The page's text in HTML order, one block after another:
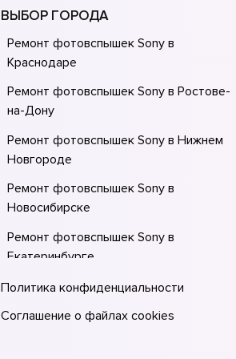
ВЫБОР ГОРОДА
Ремонт фотовспышек Sony в
Краснодаре
Ремонт фотовспышек Sony в Ростове-
на-Донy
Ремонт фотовспышек Sony в Нижнем
Новгороде
Ремонт фотовспышек Sony в
Новосибирске
Ремонт фотовспышек Sony в
Екатеринбурге
Ремонт фотовспышек Sony в Москве
Ремонт фотовспышек Sony в Санкт-
Политика конфиденциальности
Соглашение о файлах cookies